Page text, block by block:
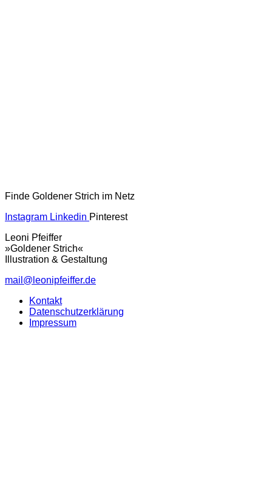
Finde Goldener Strich im Netz
Instagram Linkedin Pinterest
Leoni Pfeiffer
»Goldener Strich«
Illustration & Gestaltung
mail@leonipfeiffer.de
Kontakt
Datenschutzerklärung
Impressum